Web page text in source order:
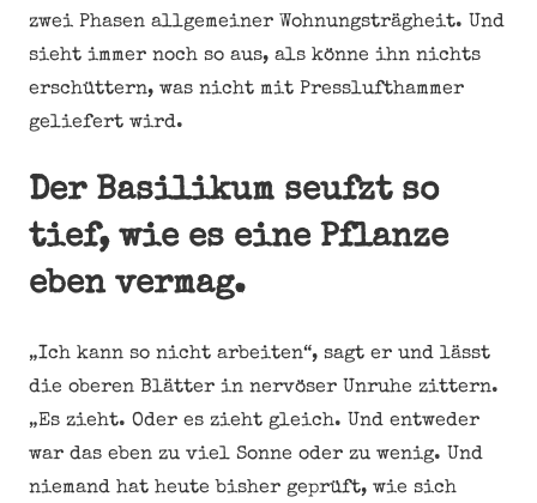
zwei Phasen allgemeiner Wohnungsträgheit. Und
sieht immer noch so aus, als könne ihn nichts
erschüttern, was nicht mit Presslufthammer
geliefert wird.
Der Basilikum seufzt so
tief, wie es eine Pflanze
eben vermag.
„Ich kann so nicht arbeiten“, sagt er und lässt
die oberen Blätter in nervöser Unruhe zittern.
„Es zieht. Oder es zieht gleich. Und entweder
war das eben zu viel Sonne oder zu wenig. Und
niemand hat heute bisher geprüft, wie sich